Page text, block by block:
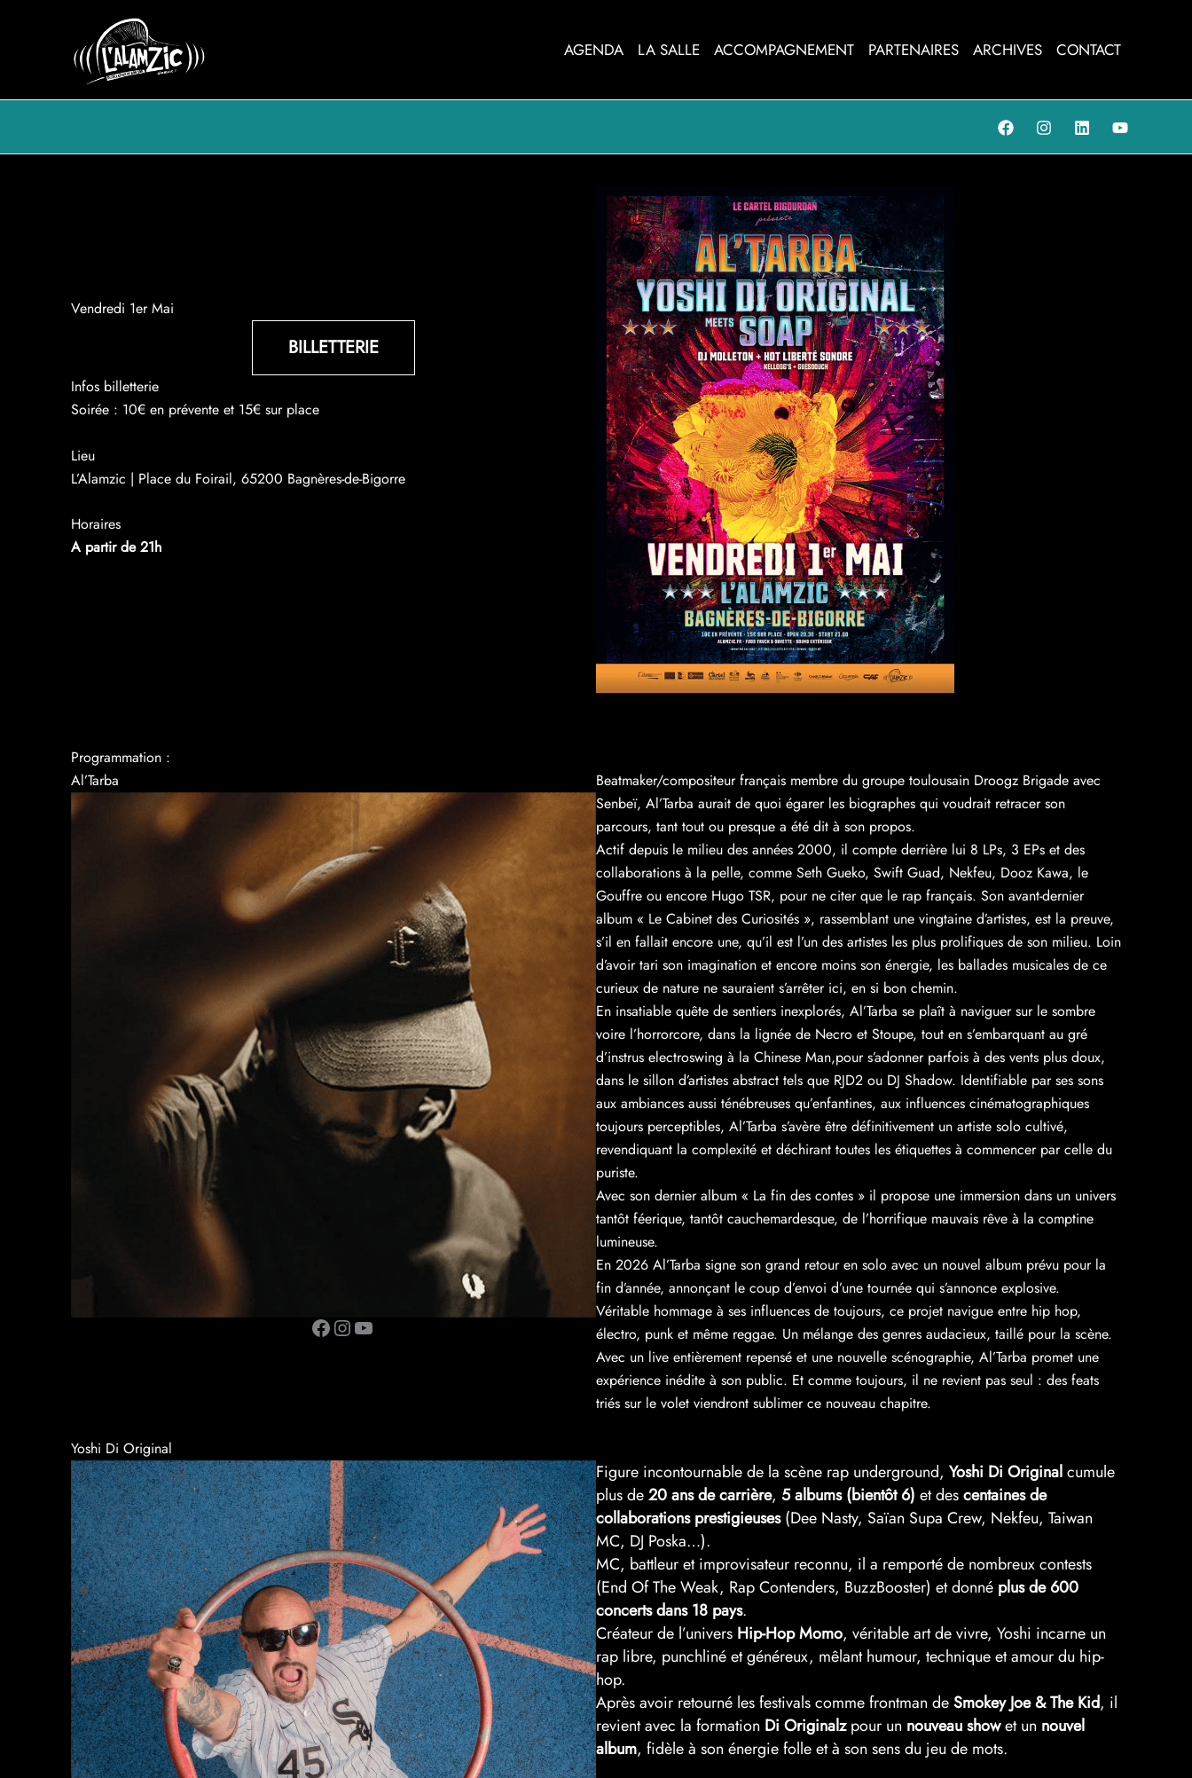
AGENDA LA SALLE ACCOMPAGNEMENT PARTENAIRES ARCHIVES CONTACT
Vendredi 1er Mai
BILLETTERIE
Infos billetterie
Soirée : 10€ en prévente et 15€ sur place
Lieu
L’Alamzic | Place du Foirail, 65200 Bagnères-de-Bigorre
Horaires
A partir de 21h
Programmation :
Al’Tarba
Facebook Instagram YouTube
Beatmaker/compositeur français membre du groupe toulousain Droogz Brigade avec
Senbeï, Al’Tarba aurait de quoi égarer les biographes qui voudrait retracer son
parcours, tant tout ou presque a été dit à son propos.
Actif depuis le milieu des années 2000, il compte derrière lui 8 LPs, 3 EPs et des
collaborations à la pelle, comme Seth Gueko, Swift Guad, Nekfeu, Dooz Kawa, le
Gouffre ou encore Hugo TSR, pour ne citer que le rap français. Son avant-dernier
album « Le Cabinet des Curiosités », rassemblant une vingtaine d’artistes, est la preuve,
s’il en fallait encore une, qu’il est l’un des artistes les plus prolifiques de son milieu. Loin
d’avoir tari son imagination et encore moins son énergie, les ballades musicales de ce
curieux de nature ne sauraient s’arrêter ici, en si bon chemin.
En insatiable quête de sentiers inexplorés, Al’Tarba se plaît à naviguer sur le sombre
voire l’horrorcore, dans la lignée de Necro et Stoupe, tout en s’embarquant au gré
d’instrus electroswing à la Chinese Man,pour s’adonner parfois à des vents plus doux,
dans le sillon d’artistes abstract tels que RJD2 ou DJ Shadow. Identifiable par ses sons
aux ambiances aussi ténébreuses qu’enfantines, aux influences cinématographiques
toujours perceptibles, Al’Tarba s’avère être définitivement un artiste solo cultivé,
revendiquant la complexité et déchirant toutes les étiquettes à commencer par celle du
puriste.
Avec son dernier album « La fin des contes » il propose une immersion dans un univers
tantôt féerique, tantôt cauchemardesque, de l’horrifique mauvais rêve à la comptine
lumineuse.
En 2026 Al’Tarba signe son grand retour en solo avec un nouvel album prévu pour la
fin d’année, annonçant le coup d’envoi d’une tournée qui s’annonce explosive.
Véritable hommage à ses influences de toujours, ce projet navigue entre hip hop,
électro, punk et même reggae. Un mélange des genres audacieux, taillé pour la scène.
Avec un live entièrement repensé et une nouvelle scénographie, Al’Tarba promet une
expérience inédite à son public. Et comme toujours, il ne revient pas seul : des feats
triés sur le volet viendront sublimer ce nouveau chapitre.
Yoshi Di Original
Figure incontournable de la scène rap underground, Yoshi Di Originalcumule
plus de20 ans de carrière, 5 albums (bientôt 6) et descentaines de
collaborations prestigieuses(Dee Nasty, Saïan Supa Crew, Nekfeu, Taiwan
MC, DJ Poska…).
MC, battleur et improvisateur reconnu, il a remporté de nombreux contests
(End Of The Weak, Rap Contenders, BuzzBooster) et donné plus de 600
concerts dans 18 pays.
Créateur de l’univers Hip-Hop Momo, véritable art de vivre, Yoshi incarne un
rap libre, punchliné et généreux, mêlant humour, technique et amour du hip-
hop.
Après avoir retourné les festivals comme frontman deSmokey Joe & The Kid, il
revient avec la formation Di Originalzpour un nouveau showet un nouvel
album, fidèle à son énergie folle et à son sens du jeu de mots.